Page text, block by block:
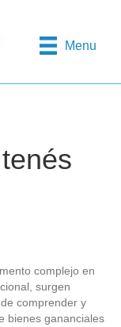
Menu
complejo en
surgen
comprender y
bienes gananciales